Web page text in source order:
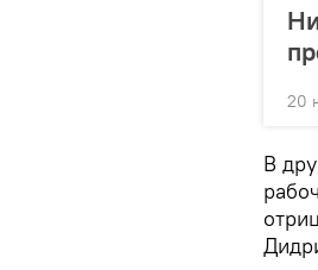
20
В